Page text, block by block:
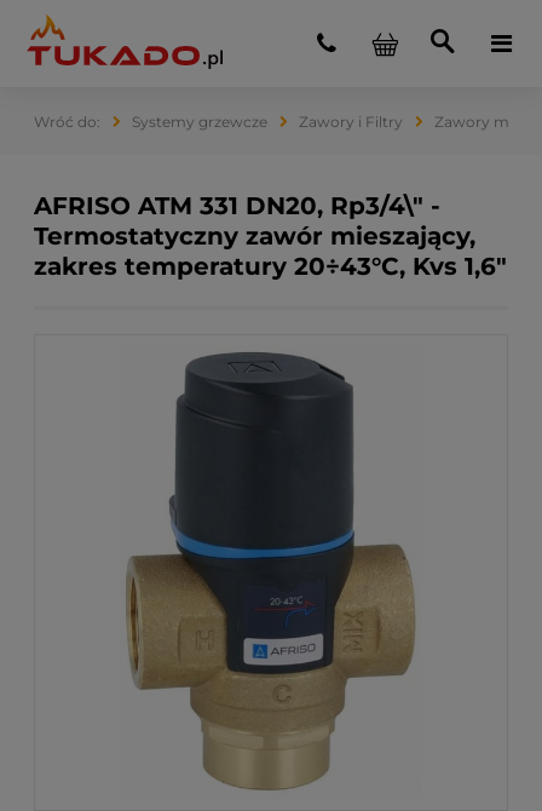
Systemy grzewcze Zawory i Filtry Zawory
AFRISO ATM 331 DN20, Rp3/4\" -
Termostatyczny zawór mieszający,
zakres temperatury 20÷43°C, Kvs 1,6"